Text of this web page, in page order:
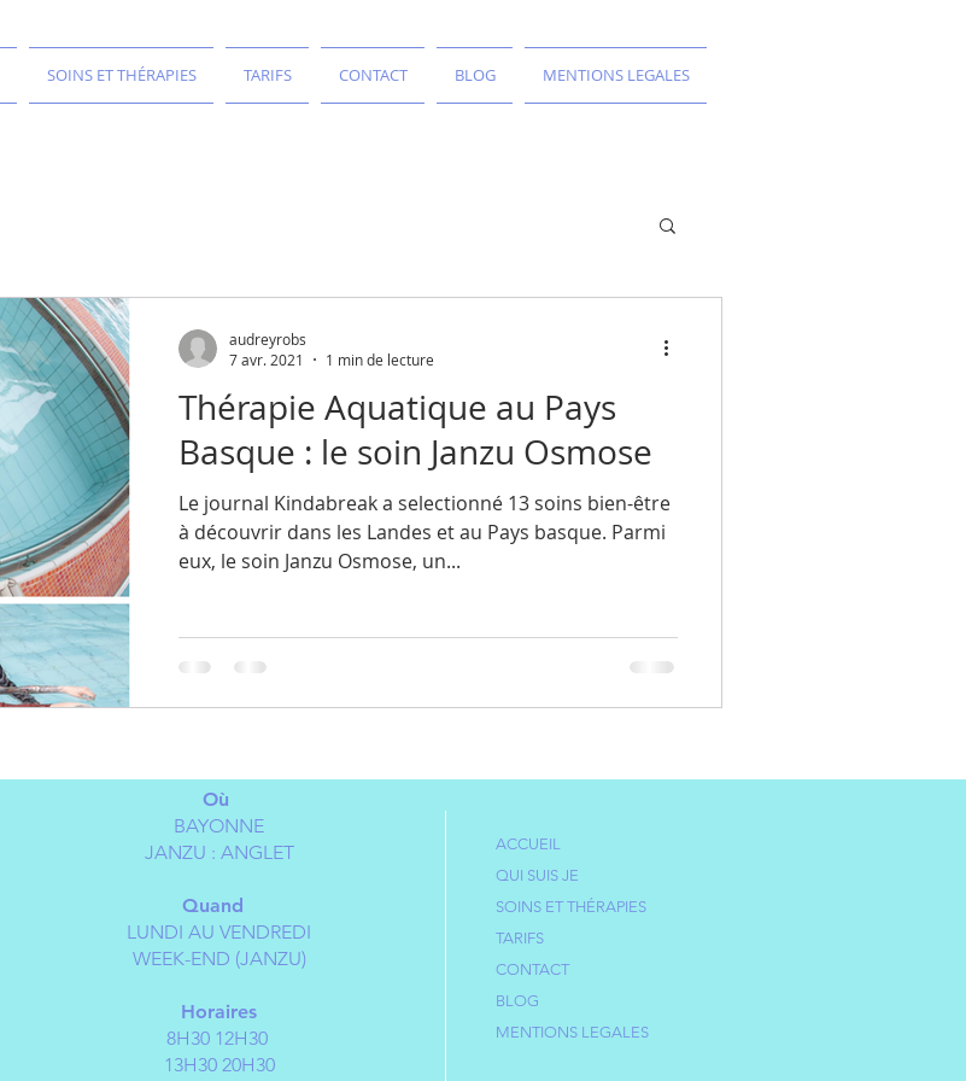
SOINS ET THÉRAPIES TARIFS CONTACT BLOG MENTIONS LEGALES
Thérapie Aquatique au Pays
Basque : le soin Janzu Osmose
Le journal Kindabreak a selectionné 13 soins bien-être
à découvrir dans les Landes et au Pays basque. Parmi
eux, le soin Janzu Osmose, un...
audreyrobs
7 avr. 2021
1 min de lecture
Où
BAYONNE
JANZU : ANGLET
Quand
LUNDI AU VENDREDI
WEEK-END (JANZU)
Horaires
8H30 12H30
13H30 20H30
ACCUEIL
QUI SUIS JE
SOINS ET THÉRAPIES
TARIFS
CONTACT
BLOG
MENTIONS LEGALES